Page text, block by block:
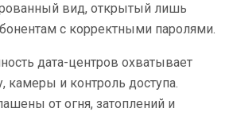
вид, открытый лишь
с корректными паролями.
дата-центров охватывает
камеры и контроль доступа.
от огня, затоплений и